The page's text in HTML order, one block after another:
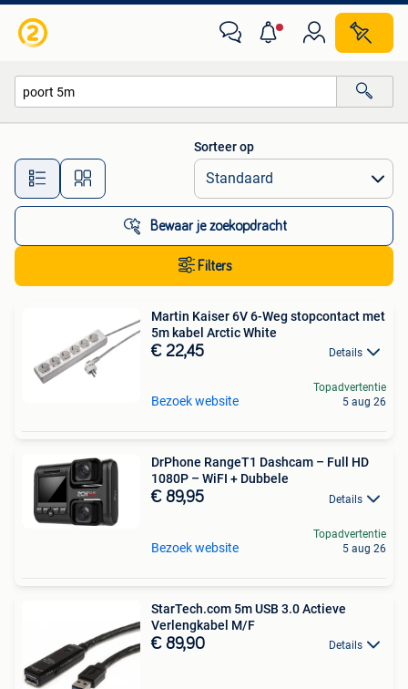
Alle afstanden…
Sorteer op
Bewaar je zoekopdracht
Filters
Martin Kaiser 6V 6-Weg stopcontact met
5m kabel Arctic White
€ 22,45 Details
Bezoek website
Topadvertentie
5 aug 26
DrPhone RangeT1 Dashcam – Full HD
1080P – WiFI + Dubbele
€ 89,95 Details
Bezoek website
Topadvertentie
5 aug 26
StarTech.com 5m USB 3.0 Actieve
Verlengkabel M/F
€ 89,90 Details